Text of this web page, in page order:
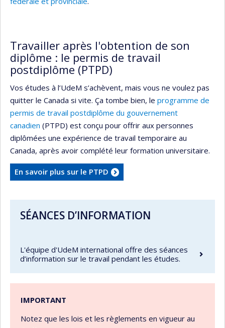
Travailler après l'obtention de son
diplôme : le permis de travail
postdiplôme (PTPD)
Vos études à l’UdeM s’achèvent, mais vous ne voulez pas
quitter le Canada si vite. Ça tombe bien, le programme de
permis de travail postdiplôme du gouvernement
canadien (PTPD) est conçu pour offrir aux personnes
diplômées une expérience de travail temporaire au
Canada, après avoir complété leur formation universitaire.
En savoir plus sur le PTPD
SÉANCES D’INFORMATION
L'équipe d'UdeM international offre des séances
d’information sur le travail pendant les études.
IMPORTANT
Notez que les lois et les règlements en vigueur au